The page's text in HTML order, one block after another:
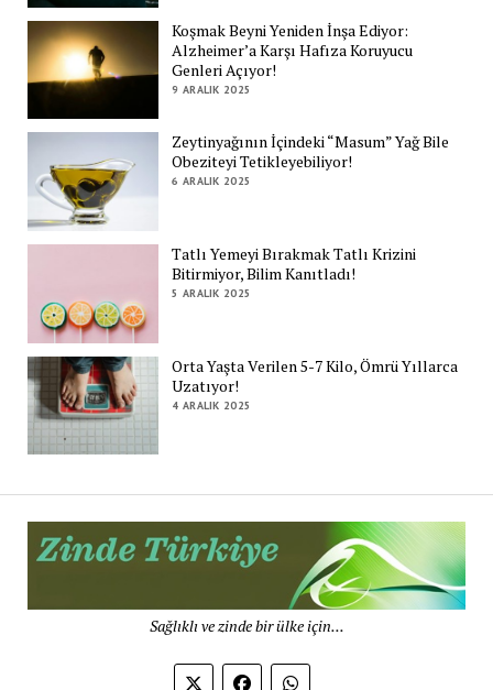
Koşmak Beyni Yeniden İnşa Ediyor:
Alzheimer’a Karşı Hafıza Koruyucu
Genleri Açıyor!
9 ARALIK 2025
Zeytinyağının İçindeki “Masum” Yağ Bile
Obeziteyi Tetikleyebiliyor!
6 ARALIK 2025
Tatlı Yemeyi Bırakmak Tatlı Krizini
Bitirmiyor, Bilim Kanıtladı!
5 ARALIK 2025
Orta Yaşta Verilen 5-7 Kilo, Ömrü Yıllarca
Uzatıyor!
4 ARALIK 2025
Sağlıklı ve zinde bir ülke için...